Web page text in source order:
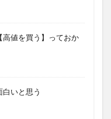
高値を買う】っておか
いと思う